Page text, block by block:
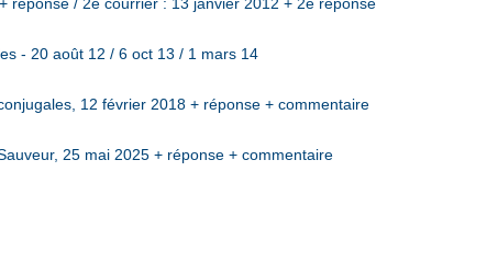
- 20 août 12 / 6 oct 13 / 1 mars 14
12 février 2018 + réponse + commentaire
25 mai 2025 + réponse + commentaire